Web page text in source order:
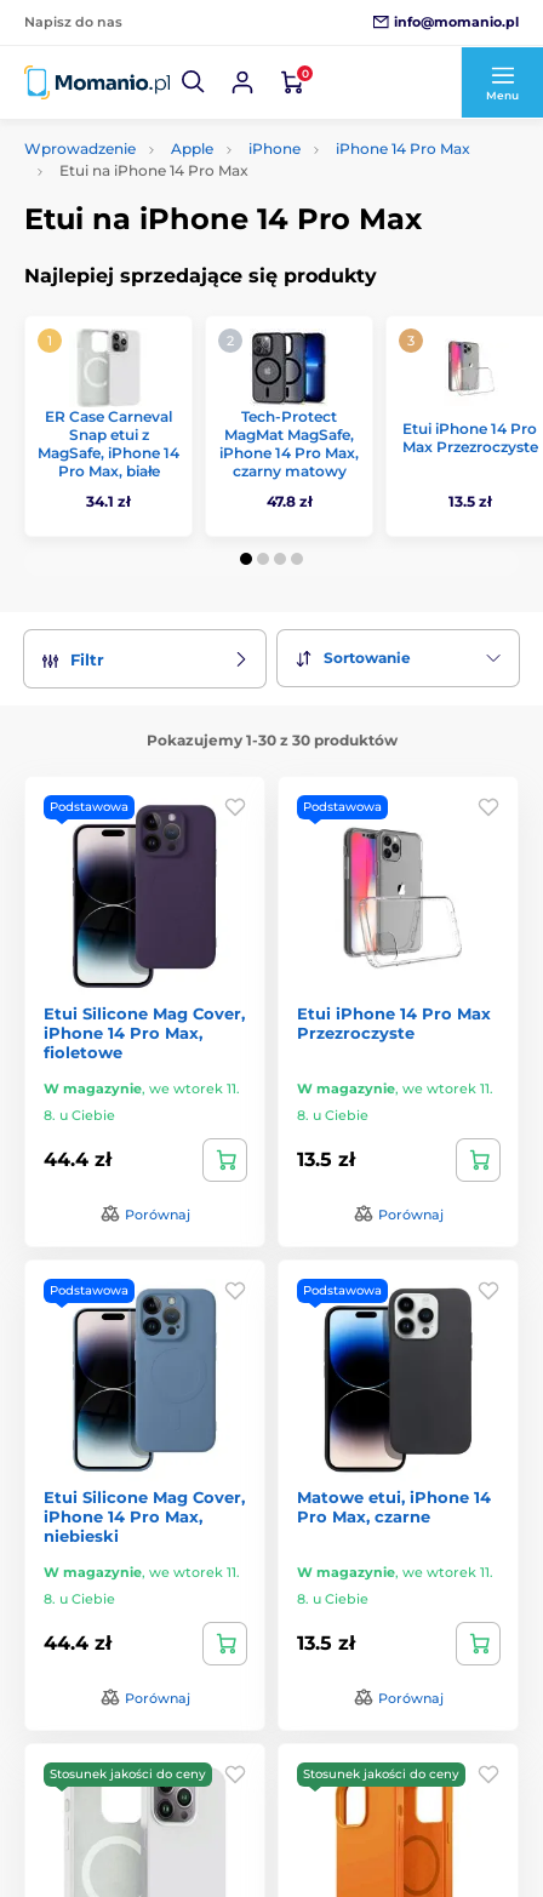
Napisz do nas info@momanio.pl
0
Menu
Wprowadzenie Apple iPhone
iPhone 14 Pro Max
Etui na iPhone 14 Pro Max
Etui na iPhone 14 Pro Max
Najlepiej sprzedające się produkty
ER Case Carneval
Snap etui z
MagSafe, iPhone 14
Pro Max, białe
34.1 zł
Tech-Protect
MagMat MagSafe,
iPhone 14 Pro Max,
czarny matowy
47.8 zł
Etui iPhone 14 Pro
Max Przezroczyste
13.5 zł
Filtr Sortowanie
Pokazujemy 1-30 z 30 produktów
Podstawowa
Etui Silicone Mag Cover,
iPhone 14 Pro Max,
fioletowe
W magazynie, we wtorek 11.
8. u Ciebie
44.4 zł
Porównaj
Podstawowa
Etui iPhone 14 Pro Max
Przezroczyste
W magazynie, we wtorek 11.
8. u Ciebie
13.5 zł
Porównaj
Podstawowa
Etui Silicone Mag Cover,
iPhone 14 Pro Max,
niebieski
W magazynie, we wtorek 11.
8. u Ciebie
44.4 zł
Porównaj
Podstawowa
Matowe etui, iPhone 14
Pro Max, czarne
W magazynie, we wtorek 11.
8. u Ciebie
13.5 zł
Porównaj
Stosunek jakości do ceny Stosunek jakości do ceny